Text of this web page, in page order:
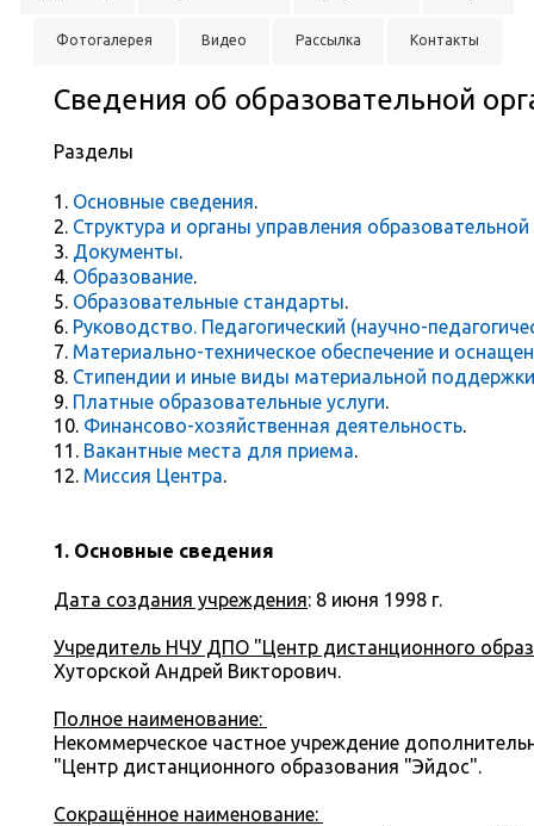
Фотогалерея Видео Рассылка Контакты
Сведения об образовательной
Разделы
1. Основные сведения.
2. Структура и органы управления образовательной
3. Документы.
4. Образование.
5. Образовательные стандарты.
6. Руководство. Педагогический (научно-
7. Материально-техническое обеспечение и
8. Стипендии и иные виды материальной поддержки
9. Платные образовательные услуги.
10. Финансово-хозяйственная деятельность.
11. Вакантные места для приема.
12. Миссия Центра.
1. Основные сведения
Дата создания учреждения: 8 июня 1998 г.
Учредитель НЧУ ДПО "Центр дистанционного
Хуторской Андрей Викторович.
Полное наименование:
Некоммерческое частное учреждение
"Центр дистанционного образования "Эйдос".
Сокращённое наименование: